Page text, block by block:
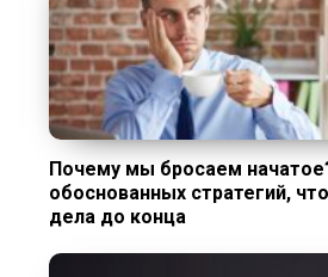
Почему мы бросаем
обоснованных стратегий,
дела до конца